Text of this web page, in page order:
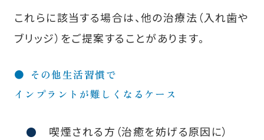
これらに該当する場合は、他の治療法（入れ歯や
ブリッジ）をご提案することがあります。
その他生活習慣で
インプラントが難しくなるケース
喫煙される方（治癒を妨げる原因に）